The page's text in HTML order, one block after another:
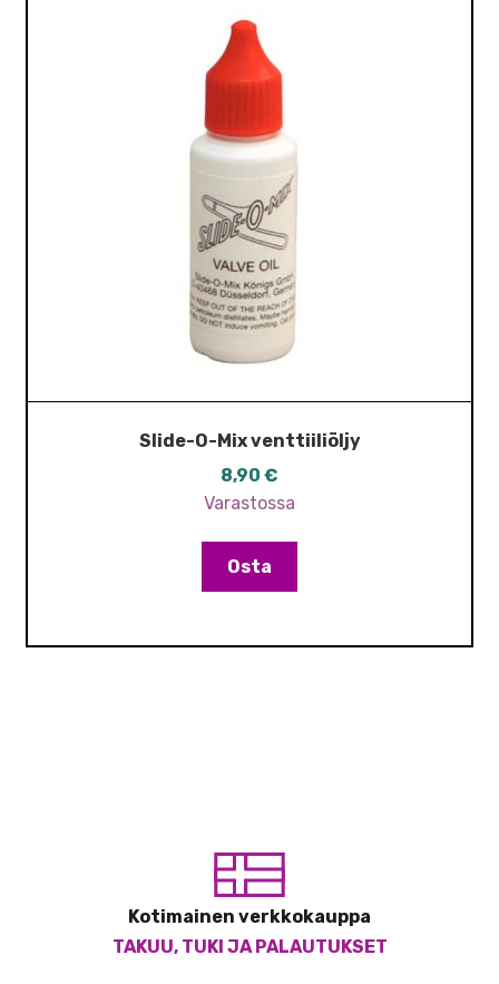
Slide-O-Mix venttiiliöljy
8,90 €
Varastossa
Osta
Kotimainen verkkokauppa
TAKUU, TUKI JA PALAUTUKSET